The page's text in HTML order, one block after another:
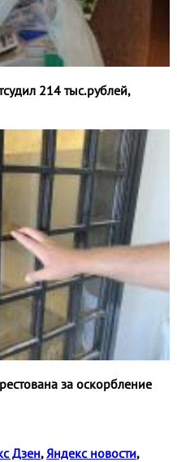
214 тыс.рублей,
за оскорбление
Дзен, Яндекс новости,